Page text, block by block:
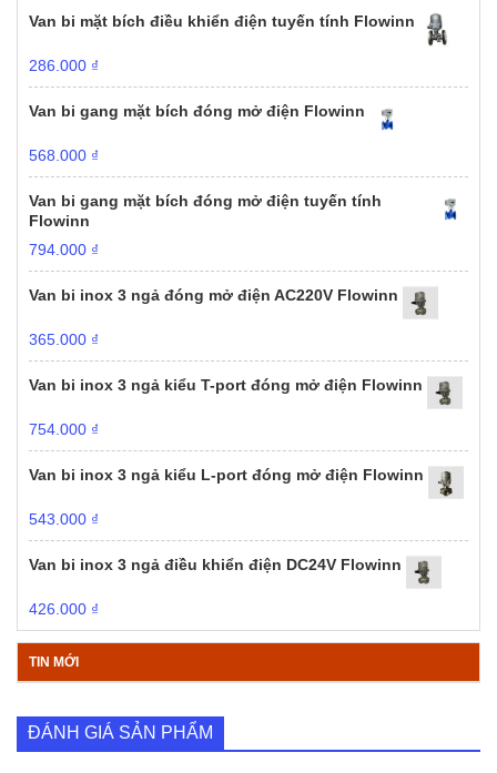
Van bi mặt bích điều khiển điện tuyến tính Flowinn
286.000 ₫
Van bi gang mặt bích đóng mở điện Flowinn
568.000 ₫
Van bi gang mặt bích đóng mở điện tuyến tính
Flowinn
794.000 ₫
Van bi inox 3 ngả đóng mở điện AC220V Flowinn
365.000 ₫
Van bi inox 3 ngả kiểu T-port đóng mở điện Flowinn
754.000 ₫
Van bi inox 3 ngả kiểu L-port đóng mở điện Flowinn
543.000 ₫
Van bi inox 3 ngả điều khiển điện DC24V Flowinn
426.000 ₫
TIN MỚI
ĐÁNH GIÁ SẢN PHẨM